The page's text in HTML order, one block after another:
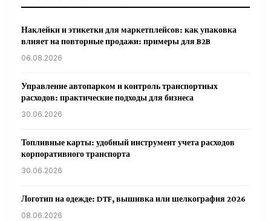
Наклейки и этикетки для маркетплейсов: как упаковка
влияет на повторные продажи: примеры для B2B
06.08.2026
Управление автопарком и контроль транспортных
расходов: практические подходы для бизнеса
30.06.2026
Топливные карты: удобный инструмент учета расходов
корпоративного транспорта
30.06.2026
Логотип на одежде: DTF, вышивка или шелкография 2026
08.06.2026